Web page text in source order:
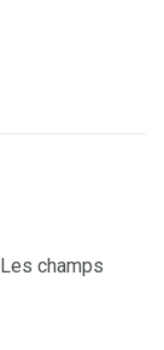
Les champs